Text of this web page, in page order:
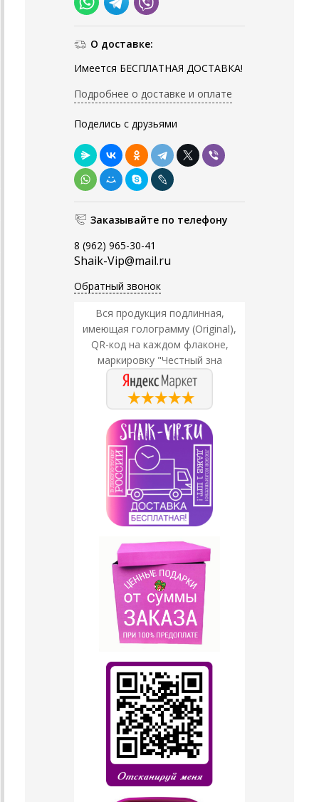
О доставке:
Имеется БЕСПЛАТНАЯ ДОСТАВКА!
Подробнее о доставке и оплате
Поделись с друзьями
Заказывайте по телефону
8 (962) 965-30-41
Shaik-Vip@mail.ru
Обратный звонок
Вся продукция подлинная,
имеющая голограмму (Original),
QR-код на каждом флаконе,
маркировку "Честный зна